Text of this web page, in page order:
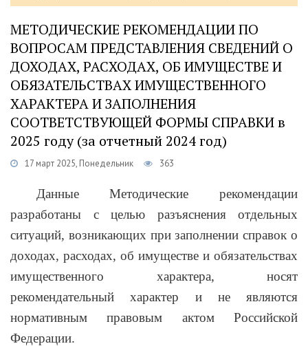
МЕТОДИЧЕСКИЕ РЕКОМЕНДАЦИИ ПО
ВОПРОСАМ ПРЕДСТАВЛЕНИЯ СВЕДЕНИЙ О
ДОХОДАХ, РАСХОДАХ, ОБ ИМУЩЕСТВЕ И
ОБЯЗАТЕЛЬСТВАХ ИМУЩЕСТВЕННОГО
ХАРАКТЕРА И ЗАПОЛНЕНИЯ
СООТВЕТСТВУЮЩЕЙ ФОРМЫ СПРАВКИ в
2025 году (за отчетный 2024 год)
17 март 2025, Понедельник 363
Данные Методические рекомендации
разработаны с целью разъяснения отдельных
ситуаций, возникающих при заполнении справок о
доходах, расходах, об имуществе и обязательствах
имущественного характера, носят
рекомендательный характер и не являются
нормативным правовым актом Российской
Федерации.